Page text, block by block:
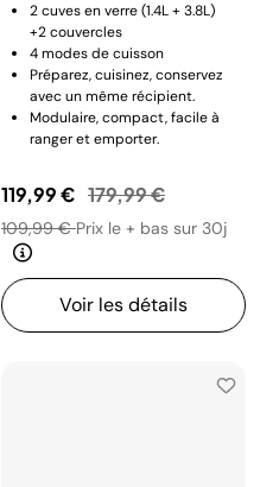
2 cuves en verre (1.4L + 3.8L)
+2 couvercles
4 modes de cuisson
Préparez, cuisinez, conservez
avec un même récipient.
Modulaire, compact, facile à
ranger et emporter.
119,99 € Prix réduit de
179,99 €au
109,99 €Prix le + bas sur 30j
Voir les détails